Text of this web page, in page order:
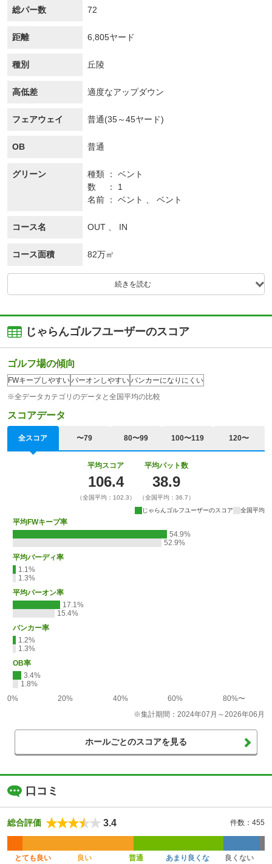
総パー数 72
距離 6,805ヤード
種別 丘陵
高低差 適度なアップダウン
フェアウェイ 普通(35～45ヤード)
OB 普通
グリーン 種類
ベント
数
1
名前
ベント 、 ベント
コース名 OUT 、 IN
コース面積 82万㎡
続きを読む
じゃらんゴルフユーザーのスコア
ゴルフ場の傾向
FWキープしやすいパーオンしやすいバンカーになりにくい
※全データカテゴリのデータと全国平均の比較
スコアデータ
全スコア 〜79 80〜99 100〜119 120〜
平均スコア
106.4
（全国平均：102.3）
平均パット数
38.9
（全国平均：36.7）
じゃらんゴルフユーザーのスコア
全国平均
平均FWキープ率
54.9%
52.9%
平均バーディ率
1.1%
1.3%
平均パーオン率
17.1%
15.4%
バンカー率
1.2%
1.3%
OB率
3.4%
1.8%
0%
20% 40% 60%
80%〜
※集計期間：2024年07月～2026年06月
ホールごとのスコアを見る
口コミ
総合評価 3.4 件数：455
とても良い 良い 普通
あまり良くな
良くない